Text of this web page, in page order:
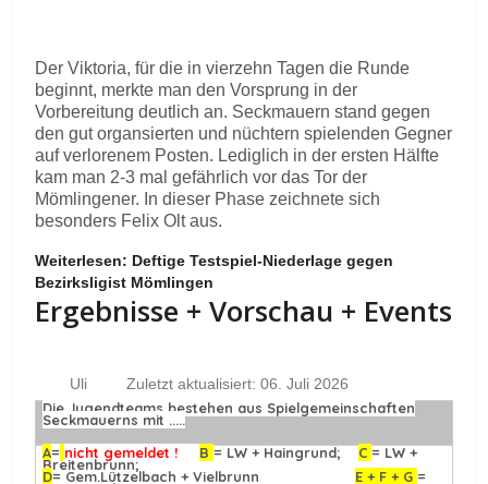
Der Viktoria, für die in vierzehn Tagen die Runde
beginnt, merkte man den Vorsprung in der
Vorbereitung deutlich an. Seckmauern stand gegen
den gut organsierten und nüchtern spielenden Gegner
auf verlorenem Posten. Lediglich in der ersten Hälfte
kam man 2-3 mal gefährlich vor das Tor der
Mömlingener. In dieser Phase zeichnete sich
besonders Felix Olt aus.
Weiterlesen: Deftige Testspiel-Niederlage gegen
Bezirksligist Mömlingen
Ergebnisse + Vorschau + Events
Uli
Zuletzt aktualisiert: 06. Juli 2026
Die Jugendteams bestehen aus Spielgemeinschaften
Seckmauerns mit .....
A= nicht gemeldet ! B = LW + Haingrund;C = LW +
Breitenbrunn;
D= Gem.Lützelbach + Vielbrunn E + F + G =